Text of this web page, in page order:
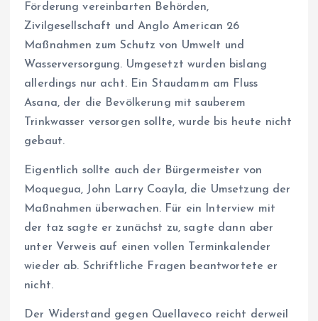
Förderung vereinbarten Behörden,
Zivilgesellschaft und Anglo American 26
Maßnahmen zum Schutz von Umwelt und
Wasserversorgung. Umgesetzt wurden bislang
allerdings nur acht. Ein Staudamm am Fluss
Asana, der die Bevölkerung mit sauberem
Trinkwasser versorgen sollte, wurde bis heute nicht
gebaut.
Eigentlich sollte auch der Bürgermeister von
Moquegua, John Larry Coayla, die Umsetzung der
Maßnahmen überwachen. Für ein Interview mit
der taz sagte er zunächst zu, sagte dann aber
unter Verweis auf einen vollen Terminkalender
wieder ab. Schriftliche Fragen beantwortete er
nicht.
Der Widerstand gegen Quellaveco reicht derweil